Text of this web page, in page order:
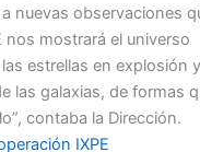
nuevas observaciones
nos mostrará el universo
estrellas en explosión
las galaxias, de formas
contaba la Dirección.